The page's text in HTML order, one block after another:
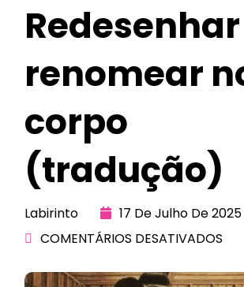
renomear
corpo
(tradução)
Labirinto
17 De Julho De 2025
COMENTÁRIOS DESATIVADOS